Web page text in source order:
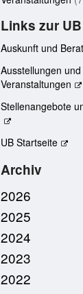
Links zur UB
Auskunft und
Ausstellungen und
Veranstaltungen
Stellenangebote
UB Startseite
Archiv
2026
2025
2024
2023
2022